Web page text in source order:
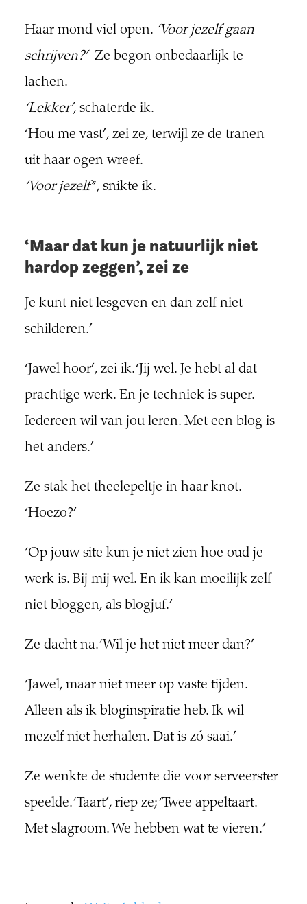
Haar mond viel open. ‘Voor jezelf gaan
schrijven?’Ze begon onbedaarlijk te
lachen.
‘Lekker’, schaterde ik.
‘Hou me vast’, zei ze, terwijl ze de tranen
uit haar ogen wreef.
‘Voor jezelf’‘, snikte ik.
‘Maar dat kun je natuurlijk niet
hardop zeggen’, zei ze
Je kunt niet lesgeven en dan zelf niet
schilderen.’
‘Jawel hoor’, zei ik. ‘Jij wel. Je hebt al dat
prachtige werk. En je techniek is super.
Iedereen wil van jou leren. Met een blog is
het anders.’
Ze stak het theelepeltje in haar knot.
‘Hoezo?’
‘Op jouw site kun je niet zien hoe oud je
werk is. Bij mij wel. En ik kan moeilijk zelf
niet bloggen, als blogjuf.’
Ze dacht na. ‘Wil je het niet meer dan?’
‘Jawel, maar niet meer op vaste tijden.
Alleen als ik bloginspiratie heb. Ik wil
mezelf niet herhalen. Dat is zó saai.’
Ze wenkte de studente die voor serveerster
speelde. ‘Taart’, riep ze; ‘Twee appeltaart.
Met slagroom. We hebben wat te vieren.’